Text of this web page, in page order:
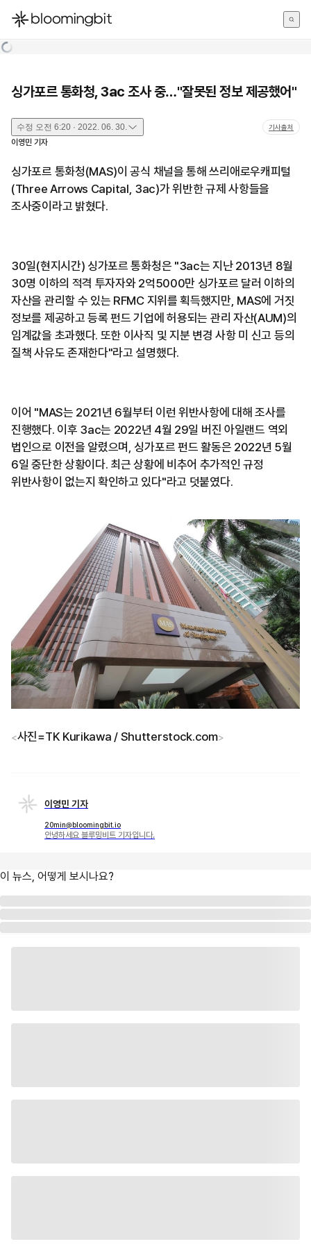
한국어
싱가포르 통화청, 3ac 조사 중…"잘못된 정보 제공했어"
수정 오전 6:20 · 2022. 06. 30. 기사출처
이영민 기자
싱가포르 통화청(MAS)이 공식 채널을 통해 쓰리애로우캐피털
(Three Arrows Capital, 3ac)가 위반한 규제 사항들을
조사중이라고 밝혔다.
30일(현지시간) 싱가포르 통화청은 "3ac는 지난 2013년 8월
30명 이하의 적격 투자자와 2억5000만 싱가포르 달러 이하의
자산을 관리할 수 있는 RFMC 지위를 획득했지만, MAS에 거짓
정보를 제공하고 등록 펀드 기업에 허용되는 관리 자산(AUM)의
임계값을 초과했다. 또한 이사직 및 지분 변경 사항 미 신고 등의
질책 사유도 존재한다"라고 설명했다.
이어 "MAS는 2021년 6월부터 이런 위반사항에 대해 조사를
진행했다. 이후 3ac는 2022년 4월 29일 버진 아일랜드 역외
법인으로 이전을 알렸으며, 싱가포르 펀드 활동은 2022년 5월
6일 중단한 상황이다. 최근 상황에 비추어 추가적인 규정
위반사항이 없는지 확인하고 있다"라고 덧붙였다.
<사진=TK Kurikawa / Shutterstock.com>
이영민 기자
20min@bloomingbit.io
안녕하세요 블루밍비트 기자입니다.
이 뉴스, 어떻게 보시나요?